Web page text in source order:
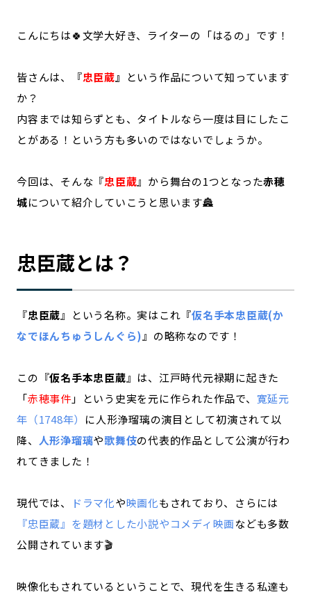
こんにちは🍀文学大好き、ライターの「はるの」です！
皆さんは、『忠臣蔵』
という作品について知っています
か？
内容までは知らずとも、タイトルなら一度は目にしたこ
とがある！という方も多いのではないでしょうか。
今回は、そんな『忠臣蔵』から舞台の1つとなった赤穂
城について紹介していこうと思います🏯
忠臣蔵とは？
『忠臣蔵』という名称。実はこれ『仮名手本忠臣蔵(か
なでほんちゅうしんぐら)』の略称なのです！
この『仮名手本忠臣蔵』は、江戸時代元禄期に起きた
「赤穂事件」という史実を元に作られた作品で、 寛延元
年（1748年） に人形浄瑠璃の演目として初演されて以
降、 人形浄瑠璃や歌舞伎の代表的作品として公演が行わ
れてきました！
現代では、 ドラマ化や映画化もされており、さらには
『忠臣蔵』を題材とした小説やコメディ映画なども多数
公開されています🎬
映像化もされているということで、現代を生きる私達も